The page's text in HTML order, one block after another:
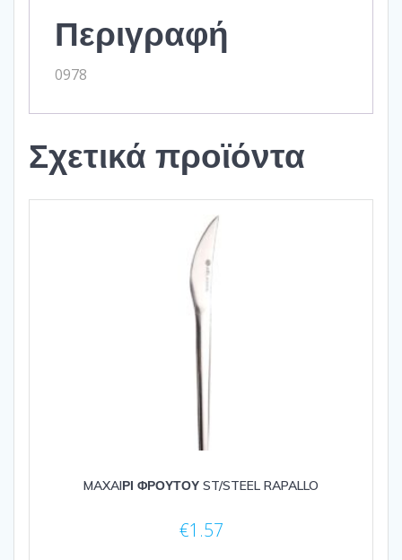
Περιγραφή
0978
Σχετικά προϊόντα
MAXAIΡΙ ΦΡΟΥΤΟΥ ST/STEEL RAPALLO
€1.57